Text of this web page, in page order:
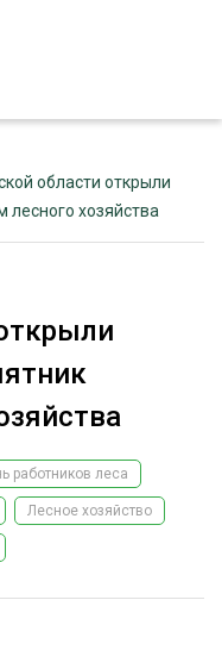
области открыли
хозяйства
работников леса
Лесное хозяйство